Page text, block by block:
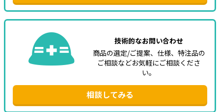
技術的なお問い合わせ
商品の選定/ご提案、仕様、特注品の
ご相談などお気軽にご相談くださ
い。
相談してみる